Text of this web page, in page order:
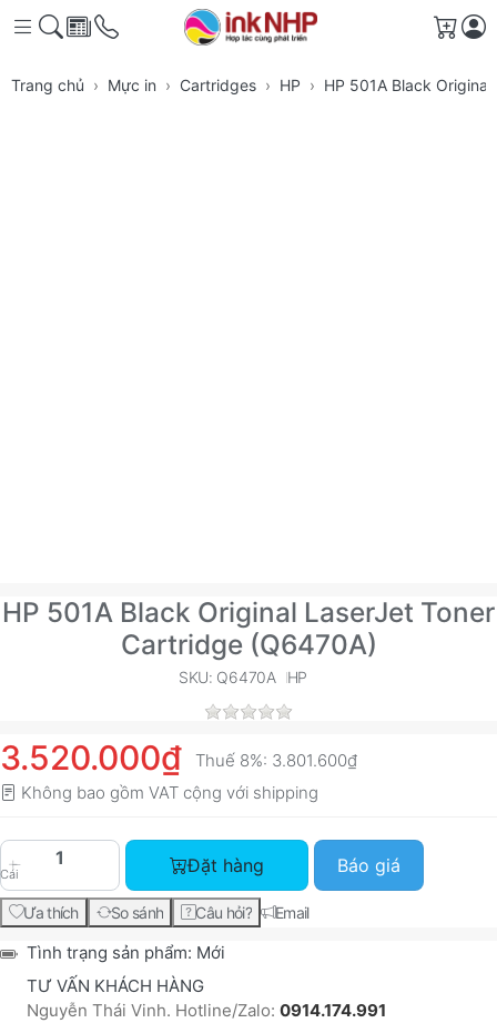
Giỏ
Trang chủ Mực in Cartridges HP HP 501A Black
HP 501A Black Original LaserJet Toner
Cartridge (Q6470A)
SKU: Q6470A HP
3.520.000₫ Thuế 8%: 3.801.600₫
Không bao gồm VAT cộng với shipping
Cái
HP 501A Black Original LaserJet Toner
Đặt hàng Báo giá
Ưa thích So sánh Câu hỏi? Email
Tình trạng sản phẩm: Mới
TƯ VẤN KHÁCH HÀNG
Nguyễn Thái Vinh. Hotline/Zalo: 0914.174.991